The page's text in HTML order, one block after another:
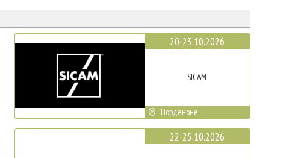
20-23.10.2026
SICAM
Порденоне
22-25.10.2026